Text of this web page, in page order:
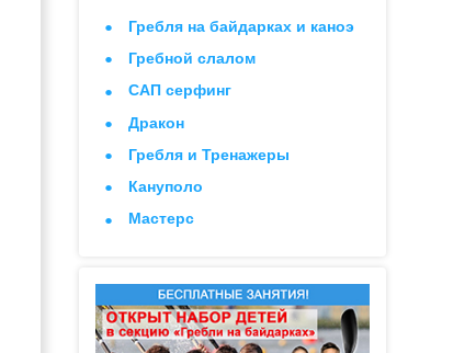
Гребля на байдарках и каноэ
Гребной слалом
САП серфинг
Дракон
Гребля и Тренажеры
Кануполо
Мастерс